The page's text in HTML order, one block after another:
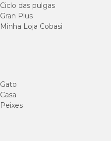
Ciclo das pulgas
Gran Plus
Minha Loja Cobasi
Gato
Casa
Peixes